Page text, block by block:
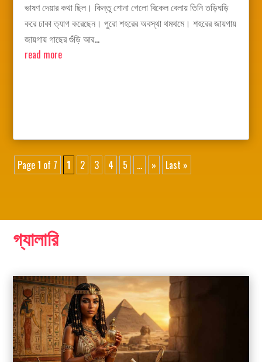
ভাষণ দেয়ার কথা ছিল। কিন্তু শোনা গেলো বিকেল বেলায় তিনি তড়িঘড়ি
করে ঢাকা ত্যাগ করেছেন। পুরো শহরের অবস্থা থমথমে। শহরের জায়গায়
জায়গায় গাছের গুঁড়ি আর...
read more
Page 1 of 7 1 2 3 4 5 ... » Last »
গ্যালারি